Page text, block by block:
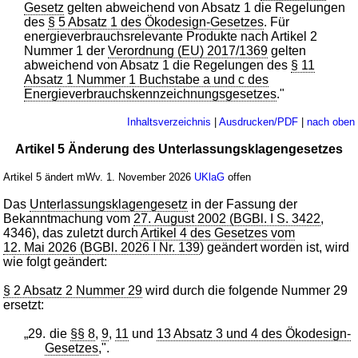
Gesetz gelten abweichend von Absatz 1 die Regelungen
des § 5 Absatz 1 des Ökodesign-Gesetzes. Für
energieverbrauchsrelevante Produkte nach Artikel 2
Nummer 1 derVerordnung (EU) 2017/1369 gelten
abweichend von Absatz 1 die Regelungen des § 11
Absatz 1 Nummer 1 Buchstabe a und c des
Energieverbrauchskennzeichnungsgesetzes."
Inhaltsverzeichnis | Ausdrucken/PDF| nach oben
Artikel 5 Änderung des Unterlassungsklagengesetzes
Artikel 5 ändert mWv. 1. November 2026 UKlaG offen
Das Unterlassungsklagengesetz in der Fassung der
Bekanntmachung vom 27. August 2002 (BGBl. I S. 3422,
4346), das zuletzt durchArtikel 4 des Gesetzes vom
12. Mai 2026 (BGBl. 2026 I Nr. 139) geändert worden ist, wird
wie folgt geändert:
§ 2 Absatz 2 Nummer 29 wird durch die folgende Nummer 29
ersetzt:
„29. die §§ 8,9, 11 und 13 Absatz 3 und 4 des Ökodesign-
Gesetzes,".